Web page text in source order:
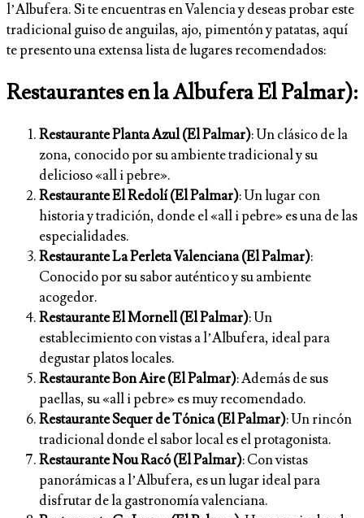
l’Albufera. Si te encuentras en Valencia y deseas probar este
tradicional guiso de anguilas, ajo, pimentón y patatas, aquí
te presento una extensa lista de lugares recomendados:
Restaurantes en la Albufera El Palmar):
Restaurante Planta Azul (El Palmar): Un clásico de la
zona, conocido por su ambiente tradicional y su
delicioso «all i pebre».
Restaurante El Redolí (El Palmar): Un lugar con
historia y tradición, donde el «all i pebre» es una de las
especialidades.
Restaurante La Perleta Valenciana (El Palmar):
Conocido por su sabor auténtico y su ambiente
acogedor.
Restaurante El Mornell (El Palmar): Un
establecimiento con vistas a l’Albufera, ideal para
degustar platos locales.
Restaurante Bon Aire (El Palmar): Además de sus
paellas, su «all i pebre» es muy recomendado.
Restaurante Sequer de Tónica (El Palmar): Un rincón
tradicional donde el sabor local es el protagonista.
Restaurante Nou Racó (El Palmar): Con vistas
panorámicas a l’Albufera, es un lugar ideal para
disfrutar de la gastronomía valenciana.